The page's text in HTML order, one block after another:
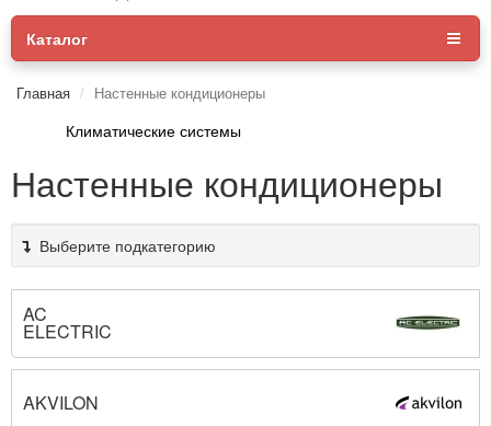
Каталог
Главная Настенные кондиционеры
Климатические системы
Настенные кондиционеры
Выберите подкатегорию
AC
ELECTRIC
AKVILON